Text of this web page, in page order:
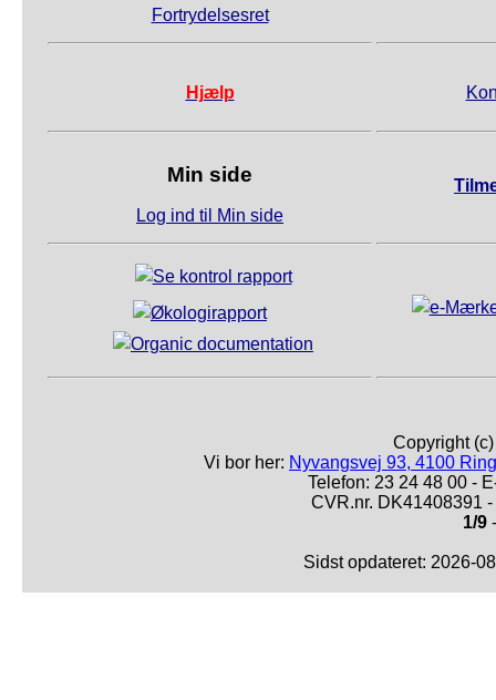
Fortrydelsesret
Hjælp
Min side
Log ind til Min side
Copyright
Vi bor her: Nyvangsvej 93, 4100
Telefon: 23 24 48 00 -
CVR.nr. DK41408391
1/9
Sidst opdateret: 2026-